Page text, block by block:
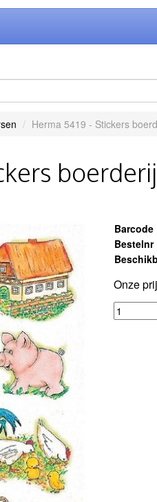
Herma 5419 - Stickers
Barcode
Bestelnr
Onze